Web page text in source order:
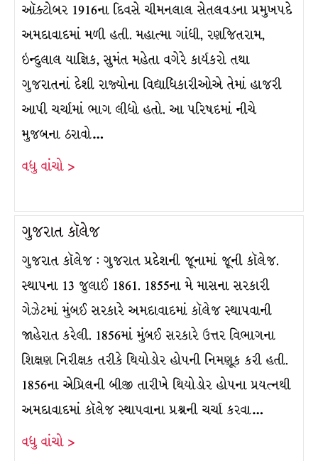
ઑક્ટોબર 1916ના દિવસે ચીમનલાલ સેતલવડના પ્રમુખપદે
અમદાવાદમાં મળી હતી. મહાત્મા ગાંધી, રણજિતરામ,
ઇન્દુલાલ યાજ્ઞિક, સુમંત મહેતા વગેરે કાર્યકરો તથા
ગુજરાતનાં દેશી રાજ્યોના વિદ્યાધિકારીઓએ તેમાં હાજરી
આપી ચર્ચામાં ભાગ લીધો હતો. આ પરિષદમાં નીચે
મુજબના ઠરાવો…
વધુ વાંચો >
ગુજરાત કૉલેજ
ગુજરાત કૉલેજ : ગુજરાત પ્રદેશની જૂનામાં જૂની કૉલેજ.
સ્થાપના 13 જુલાઈ 1861. 1855ના મે માસના સરકારી
ગેઝેટમાં મુંબઈ સરકારે અમદાવાદમાં કૉલેજ સ્થાપવાની
જાહેરાત કરેલી. 1856માં મુંબઈ સરકારે ઉત્તર વિભાગના
શિક્ષણ નિરીક્ષક તરીકે થિયોડોર હોપની નિમણૂક કરી હતી.
1856ના એપ્રિલની બીજી તારીખે થિયોડોર હોપના પ્રયત્નથી
અમદાવાદમાં કૉલેજ સ્થાપવાના પ્રશ્નની ચર્ચા કરવા…
વધુ વાંચો >